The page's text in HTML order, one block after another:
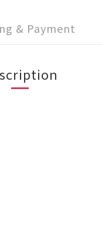
& Payment